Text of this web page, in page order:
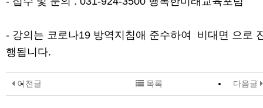
- 강의는 코로나19 방역지침애 준수하여 비대면 으로
행됩니다.
이전글 다음글
목록